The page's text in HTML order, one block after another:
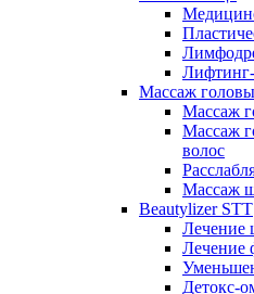
Массаж
Массаж
Массаж
волос
Массаж
Beautylizer STT
Лечение
Лечение
Детокс-